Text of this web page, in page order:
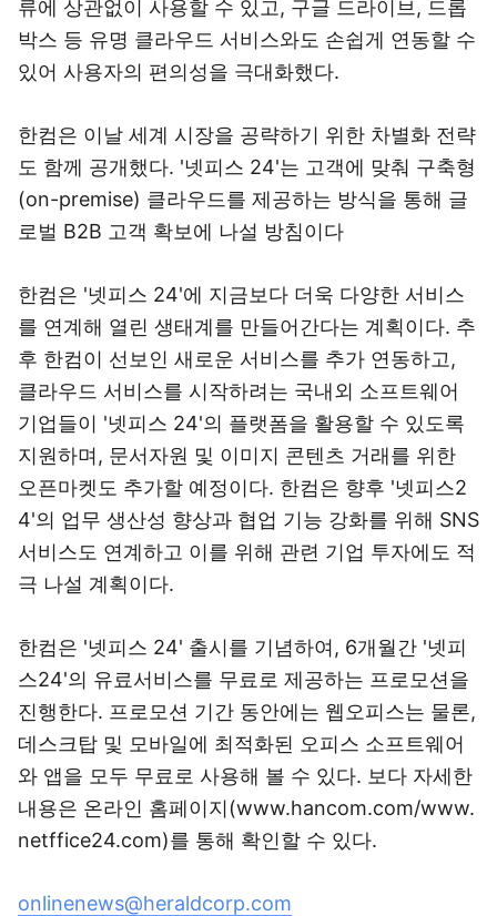
류에 상관없이 사용할 수 있고, 구글 드라이브, 드롭
박스 등 유명 클라우드 서비스와도 손쉽게 연동할 수
있어 사용자의 편의성을 극대화했다.
한컴은 이날 세계 시장을 공략하기 위한 차별화 전략
도 함께 공개했다. '넷피스 24'는 고객에 맞춰 구축형
(on-premise) 클라우드를 제공하는 방식을 통해 글
로벌 B2B 고객 확보에 나설 방침이다
한컴은 '넷피스 24'에 지금보다 더욱 다양한 서비스
를 연계해 열린 생태계를 만들어간다는 계획이다. 추
후 한컴이 선보인 새로운 서비스를 추가 연동하고,
클라우드 서비스를 시작하려는 국내외 소프트웨어
기업들이 '넷피스 24'의 플랫폼을 활용할 수 있도록
지원하며, 문서자원 및 이미지 콘텐츠 거래를 위한
오픈마켓도 추가할 예정이다. 한컴은 향후 '넷피스2
4'의 업무 생산성 향상과 협업 기능 강화를 위해 SNS
서비스도 연계하고 이를 위해 관련 기업 투자에도 적
극 나설 계획이다.
한컴은 '넷피스 24' 출시를 기념하여, 6개월간 '넷피
스24'의 유료서비스를 무료로 제공하는 프로모션을
진행한다. 프로모션 기간 동안에는 웹오피스는 물론,
데스크탑 및 모바일에 최적화된 오피스 소프트웨어
와 앱을 모두 무료로 사용해 볼 수 있다. 보다 자세한
내용은 온라인 홈페이지(www.hancom.com/www.
netffice24.com)를 통해 확인할 수 있다.
onlinenews@heraldcorp.com